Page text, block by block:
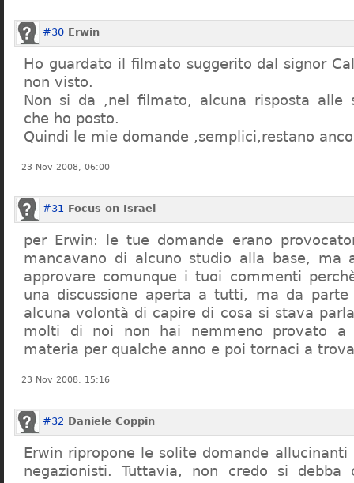
#30 Erwin
Ho guardato il filmato suggerito dal signor
non visto.
Non si da ,nel filmato, alcuna risposta alle
che ho posto.
Quindi le mie domande ,semplici,restano
23 Nov 2008, 06:00
#31 Focus on Israel
per Erwin: le tue domande erano
mancavano di alcuno studio alla base, ma
approvare comunque i tuoi commenti
una discussione aperta a tutti, ma da parte
alcuna volontà di capire di cosa si stava
molti di noi non hai nemmeno provato a
materia per qualche anno e poi tornaci a
23 Nov 2008, 15:16
#32 Daniele Coppin
Erwin ripropone le solite domande
negazionisti. Tuttavia, non credo si debba